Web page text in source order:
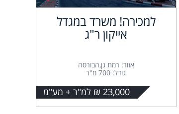
למכירה! משרד במגדל
אייקון ר"ג
אזור: רמת גן,הבורסה
גודל: 700 מ"ר
23,000 ₪ למ"ר + מע"מ